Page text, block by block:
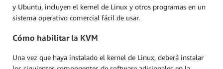
y Ubuntu, incluyen el kernel de Linux y otros programas en un
sistema operativo comercial fácil de usar.
Cómo habilitar la KVM
Una vez que haya instalado el kernel de Linux, deberá instalar